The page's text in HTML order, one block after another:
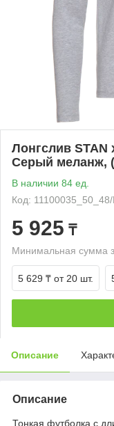
Лонгслив STAN
Серый меланж,
В наличии 84 ед.
Код: 11100035_50_48/
5 925 ₸
Минимальная сумма
5 629 ₸ от 20 шт.
Описание
Описание
Тонкая футболка с